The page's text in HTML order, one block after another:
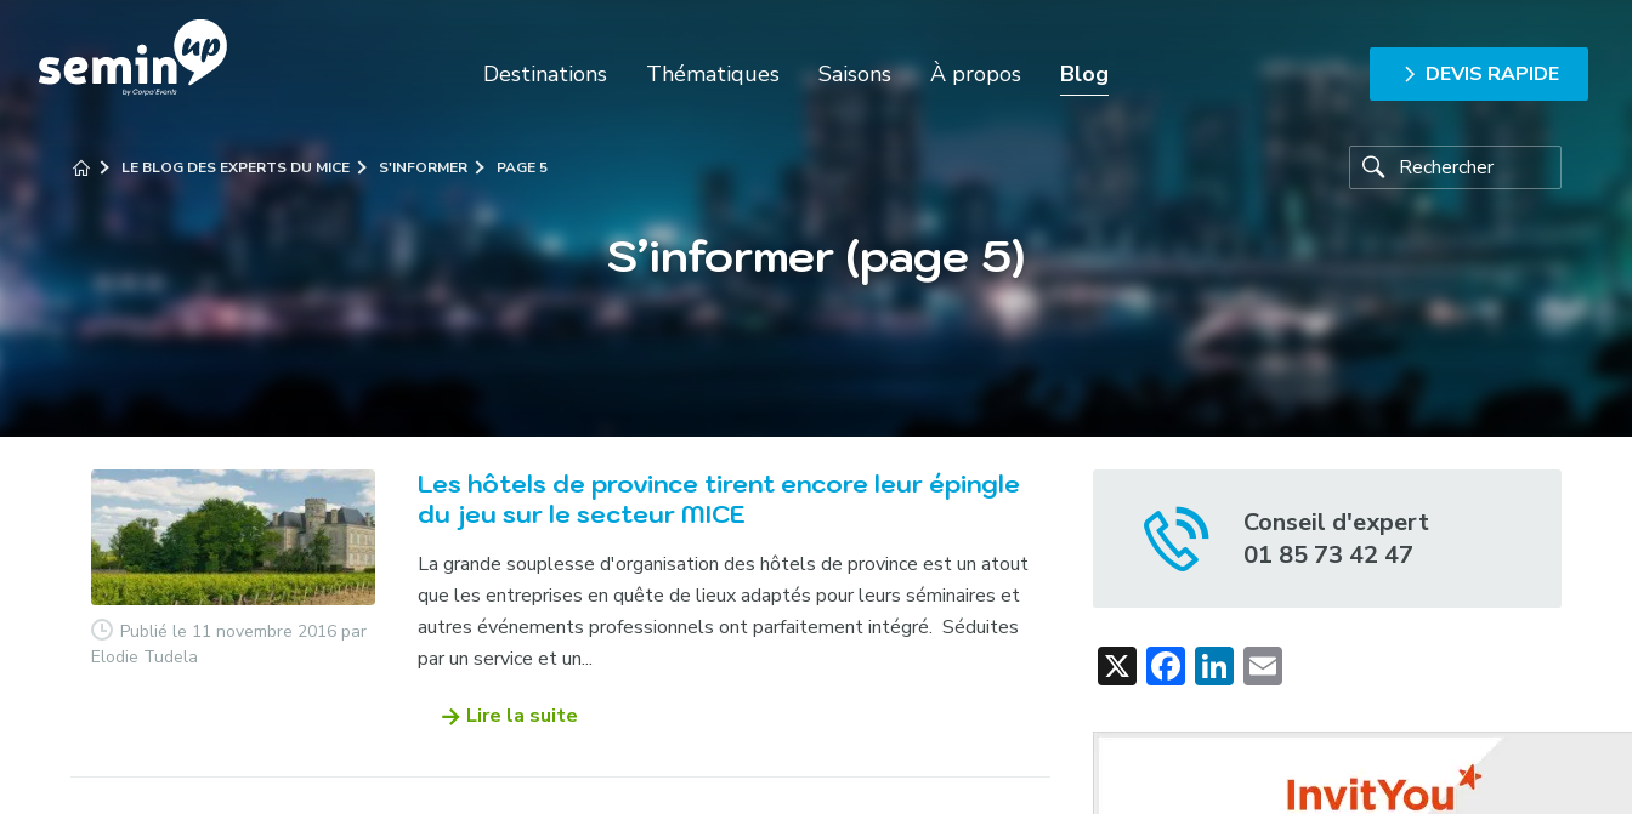
Destinations Thématiques Saisons À propos Blog DEVIS RAPIDE
LE BLOG DES EXPERTS DU MICE S'INFORMER PAGE 5
S’informer (page 5)
Publié le 11 novembre 2016 par
Elodie Tudela
Les hôtels de province tirent encore leur épingle
du jeu sur le secteur MICE
La grande souplesse d'organisation des hôtels de province est un atout
que les entreprises en quête de lieux adaptés pour leurs séminaires et
autres événements professionnels ont parfaitement intégré. Séduites
par un service et un...
Lire la suite
Conseil d'expert
01 85 73 42 47
X Facebook
LinkedIn
Email